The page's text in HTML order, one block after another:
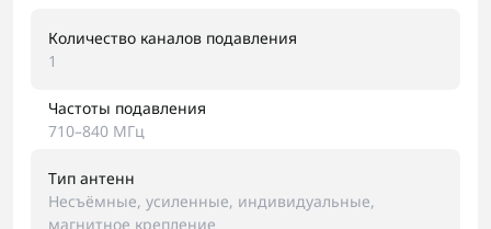
Количество каналов подавления
1
Частоты подавления
710–840 МГц
Тип антенн
Несъёмные, усиленные, индивидуальные,
магнитное крепление